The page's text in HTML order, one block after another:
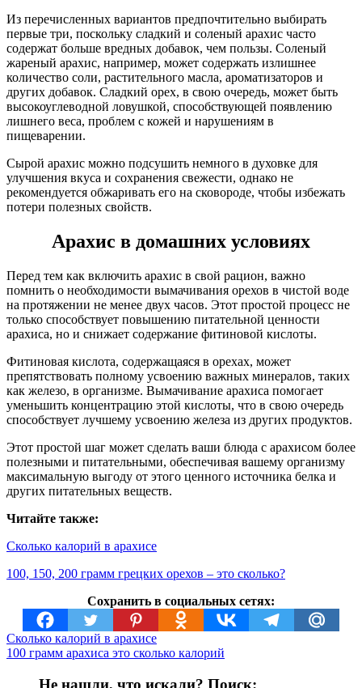
Из перечисленных вариантов предпочтительно выбирать
первые три, поскольку сладкий и соленый арахис часто
содержат больше вредных добавок, чем пользы. Соленый
жареный арахис, например, может содержать излишнее
количество соли, растительного масла, ароматизаторов и
других добавок. Сладкий орех, в свою очередь, может быть
высокоуглеводной ловушкой, способствующей появлению
лишнего веса, проблем с кожей и нарушениям в
пищеварении.
Сырой арахис можно подсушить немного в духовке для
улучшения вкуса и сохранения свежести, однако не
рекомендуется обжаривать его на сковороде, чтобы избежать
потери полезных свойств.
Арахис в домашних условиях
Перед тем как включить арахис в свой рацион, важно
помнить о необходимости вымачивания орехов в чистой воде
на протяжении не менее двух часов. Этот простой процесс не
только способствует повышению питательной ценности
арахиса, но и снижает содержание фитиновой кислоты.
Фитиновая кислота, содержащаяся в орехах, может
препятствовать полному усвоению важных минералов, таких
как железо, в организме. Вымачивание арахиса помогает
уменьшить концентрацию этой кислоты, что в свою очередь
способствует лучшему усвоению железа из других продуктов.
Этот простой шаг может сделать ваши блюда с арахисом более
полезными и питательными, обеспечивая вашему организму
максимальную выгоду от этого ценного источника белка и
других питательных веществ.
Читайте также:
Сколько калорий в арахисе
100, 150, 200 грамм грецких орехов – это сколько?
Сохранить в социальных сетях:
Сколько калорий в арахисе
100 грамм арахиса это сколько калорий
Не нашли, что искали? Поиск: